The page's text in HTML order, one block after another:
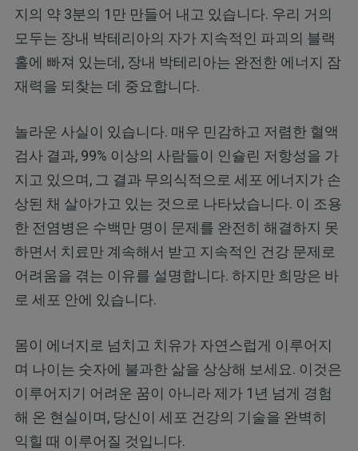
지의 약 3분의 1만 만들어 내고 있습니다. 우리 거의
모두는 장내 박테리아의 자가 지속적인 파괴의 블랙
홀에 빠져 있는데, 장내 박테리아는 완전한 에너지 잠
재력을 되찾는 데 중요합니다.
놀라운 사실이 있습니다. 매우 민감하고 저렴한 혈액
검사 결과, 99% 이상의 사람들이 인슐린 저항성을 가
지고 있으며, 그 결과 무의식적으로 세포 에너지가 손
상된 채 살아가고 있는 것으로 나타났습니다. 이 조용
한 전염병은 수백만 명이 문제를 완전히 해결하지 못
하면서 치료만 계속해서 받고 지속적인 건강 문제로
어려움을 겪는 이유를 설명합니다. 하지만 희망은 바
로 세포 안에 있습니다.
몸이 에너지로 넘치고 치유가 자연스럽게 이루어지
며 나이는 숫자에 불과한 삶을 상상해 보세요. 이것은
이루어지기 어려운 꿈이 아니라 제가 1년 넘게 경험
해 온 현실이며, 당신이 세포 건강의 기술을 완벽히
익힐 때 이루어질 것입니다.